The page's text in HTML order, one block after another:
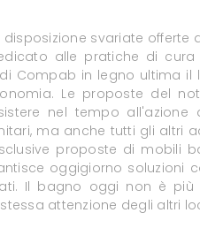
svariate
alle pratiche di
di Compab in legno ultima
Le proposte del
nel tempo
ma anche tutti gli altri
proposte di mobili
oggigiorno soluzioni
Il bagno oggi non è più
attenzione degli altri